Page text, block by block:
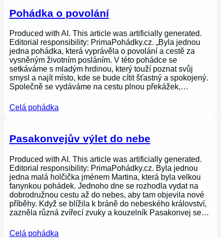
Pohádka o povolání
Produced with AI. This article was artificially generated.
Editorial responsibility: PrimaPohádky.cz. „Byla jednou
jedna pohádka, která vyprávěla o povolání a cestě za
vysněným životním posláním. V této pohádce se
setkáváme s mladým hrdinou, který touží poznat svůj
smysl a najít místo, kde se bude cítit šťastný a spokojený.
Společně se vydáváme na cestu plnou překážek,…
Celá pohádka
Pasakonvejův výlet do nebe
Produced with AI. This article was artificially generated.
Editorial responsibility: PrimaPohádky.cz. Byla jednou
jedna malá holčička jménem Martina, která byla velkou
fanynkou pohádek. Jednoho dne se rozhodla vydat na
dobrodružnou cestu až do nebes, aby tam objevila nové
příběhy. Když se blížila k bráně do nebeského království,
zazněla různá zvířecí zvuky a kouzelník Pasakonvej se…
Celá pohádka